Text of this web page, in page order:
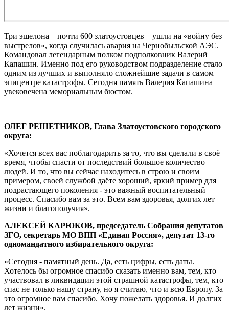
Три эшелона – почти 600 златоустовцев – ушли на «войну без
выстрелов», когда случилась авария на Чернобыльской АЭС.
Командовал легендарным полком подполковник Валерий
Капашин. Именно под его руководством подразделение стало
одним из лучших и выполняло сложнейшие задачи в самом
эпицентре катастрофы. Сегодня память Валерия Капашина
увековечена мемориальным бюстом.
ОЛЕГ РЕШЕТНИКОВ, Глава Златоустовского городского
округа:
«Хочется всех вас поблагодарить за то, что вы сделали в своё
время, чтобы спасти от последствий большое количество
людей. И то, что вы сейчас находитесь в строю и своим
примером, своей службой даёте хороший, яркий пример для
подрастающего поколения - это важный воспитательный
процесс. Спасибо вам за это. Всем вам здоровья, долгих лет
жизни и благополучия».
АЛЕКСЕЙ КАРЮКОВ, председатель Собрания депутатов
ЗГО, секретарь МО ВПП «Единая Россия», депутат 13-го
одномандатного избирательного округа:
«Сегодня - памятный день. Да, есть цифры, есть даты.
Хотелось бы огромное спасибо сказать именно вам, тем, кто
участвовал в ликвидации этой страшной катастрофы, тем, кто
спас не только нашу страну, но я считаю, что и всю Европу. За
это огромное вам спасибо. Хочу пожелать здоровья. И долгих
лет жизни».